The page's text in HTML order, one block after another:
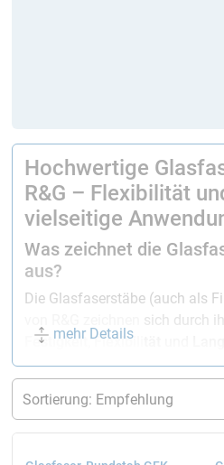
Hochwertige
R&G – Flexibilität
vielseitige
Was zeichnet die
aus?
Die Glasfaserstäbe (auch als
von R&G zeichnen sich durch
Festigkeit ,Flexibilität
bestehen aus
einem leichten, aber äußerst
Unsere Glasfaserstäbe sind in
mehr Details